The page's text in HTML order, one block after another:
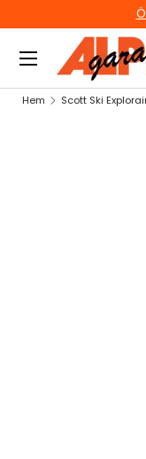
HOPPA TILL
Sök
Sök
Hem Scott Ski
HOPPA TILL